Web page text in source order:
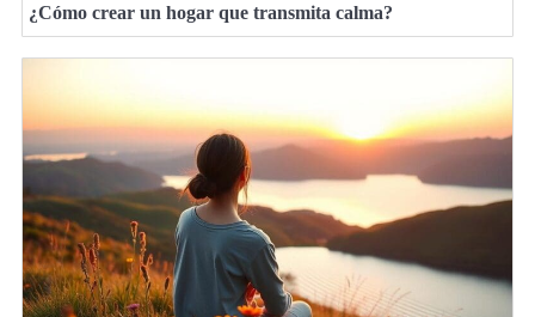
¿Cómo crear un hogar que transmita calma?